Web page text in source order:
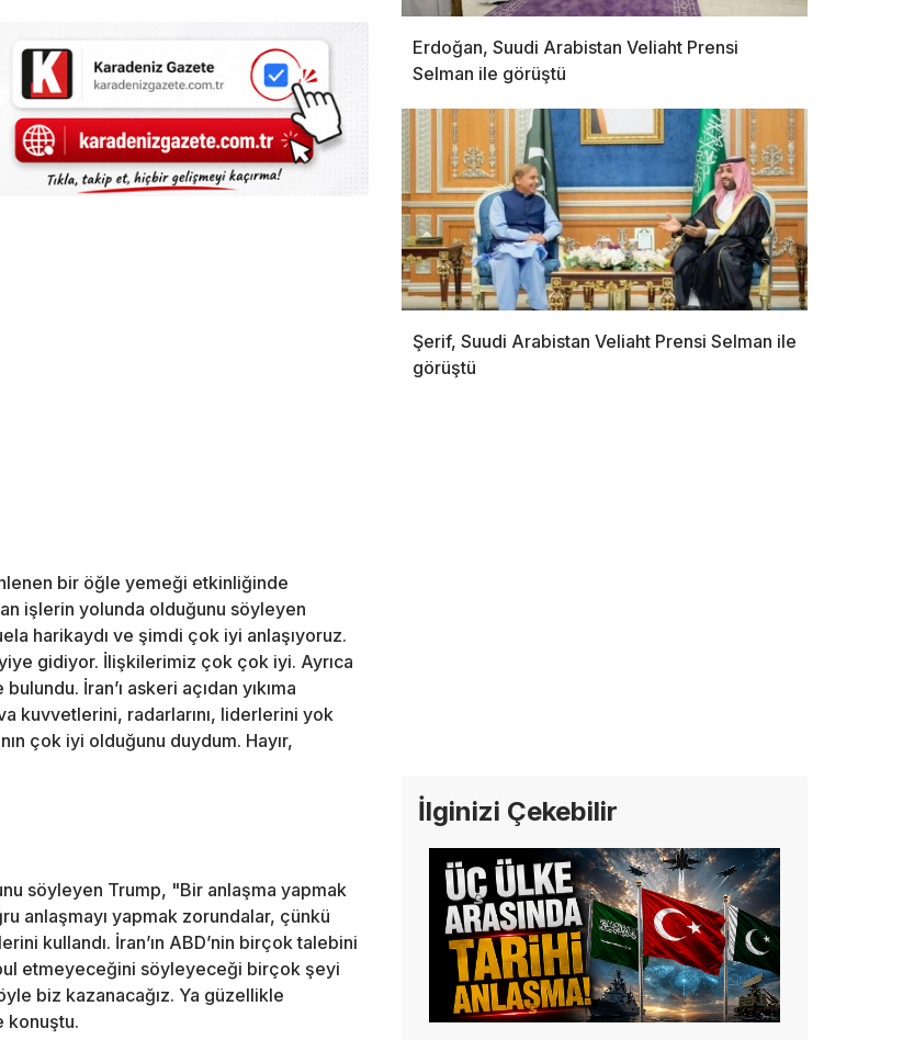
bir öğle yemeği etkinliğinde
işlerin yolunda olduğunu söyleyen
harikaydı ve şimdi çok iyi anlaşıyoruz.
gidiyor. İlişkilerimiz çok çok iyi. Ayrıca
İran’ı askeri açıdan yıkıma
kuvvetlerini, radarlarını, liderlerini yok
çok iyi olduğunu duydum. Hayır,
söyleyen Trump, "Bir anlaşma yapmak
anlaşmayı yapmak zorundalar, çünkü
kullandı. İran’ın ABD’nin birçok talebini
etmeyeceğini söyleyeceği birçok şeyi
biz kazanacağız. Ya güzellikle
konuştu.
Erdoğan, Suudi Arabistan Veliaht Prensi
Selman ile görüştü
Şerif, Suudi Arabistan Veliaht Prensi Selman ile
görüştü
İlginizi Çekebilir